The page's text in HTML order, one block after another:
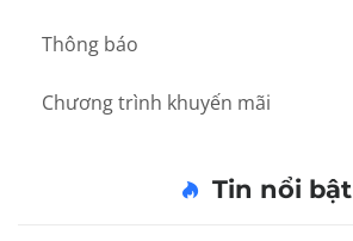
Thông báo
Chương trình khuyến mãi
Tin nổi bật